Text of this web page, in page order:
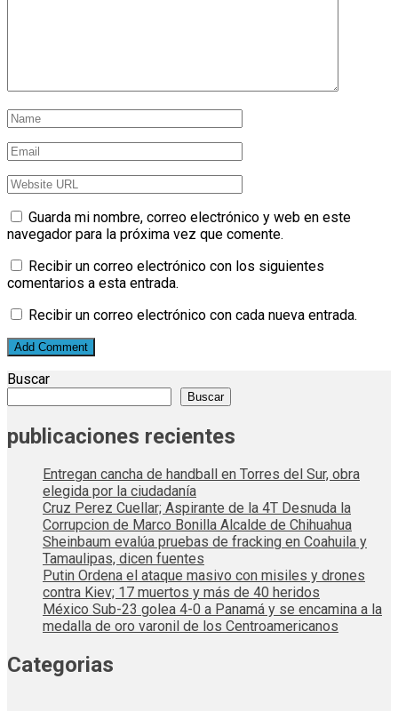
Guarda mi nombre, correo electrónico y web en este
navegador para la próxima vez que comente.
Recibir un correo electrónico con los siguientes
comentarios a esta entrada.
Recibir un correo electrónico con cada nueva entrada.
Buscar
Buscar
publicaciones recientes
Entregan cancha de handball en Torres del Sur, obra
elegida por la ciudadanía
Cruz Perez Cuellar; Aspirante de la 4T Desnuda la
Corrupcion de Marco Bonilla Alcalde de Chihuahua
Sheinbaum evalúa pruebas de fracking en Coahuila y
Tamaulipas, dicen fuentes
Putin Ordena el ataque masivo con misiles y drones
contra Kiev; 17 muertos y más de 40 heridos
México Sub-23 golea 4-0 a Panamá y se encamina a la
medalla de oro varonil de los Centroamericanos
Categorias